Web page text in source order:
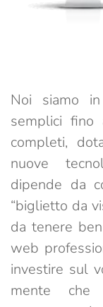
Noi siamo
semplici
completi,
nuove
dipende da
“biglietto da
da tenere
web
investire sul
mente che